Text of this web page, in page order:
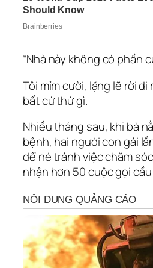
“Nhà này không có phần
Tôi mỉm cười, lặng lẽ rời
bất cứ thứ gì.
Nhiều tháng sau, khi bà
bệnh, hai người con gái
để né tránh việc chăm
nhận hơn 50 cuộc gọi